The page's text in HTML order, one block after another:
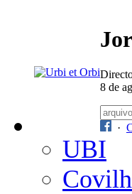
8 de
·
UBI